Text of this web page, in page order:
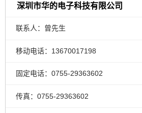
深圳市华的电子科技有限公司
联系人：曾先生
移动电话：13670017198
固定电话：0755-29363602
传真：0755-29363602